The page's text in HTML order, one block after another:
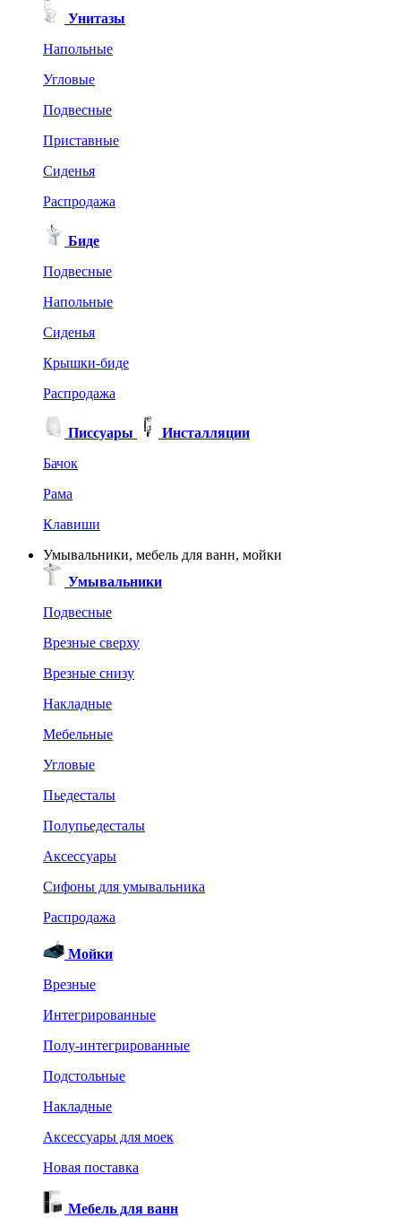
Унитазы
Напольные
Угловые
Подвесные
Приставные
Сиденья
Распродажа
Биде
Подвесные
Напольные
Сиденья
Крышки-биде
Распродажа
Писсуары
Инсталляции
Бачок
Рама
Клавиши
Умывальники, мебель для ванн, мойки
Умывальники
Подвесные
Врезные сверху
Врезные снизу
Накладные
Мебельные
Угловые
Пьедесталы
Полупьедесталы
Аксессуары
Сифоны для умывальника
Распродажа
Мойки
Врезные
Интегрированные
Полу-интегрированные
Подстольные
Накладные
Аксессуары для моек
Новая поставка
Мебель для ванн